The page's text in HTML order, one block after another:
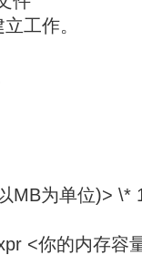
工作。
MB为单位)> \*
<你的内存容